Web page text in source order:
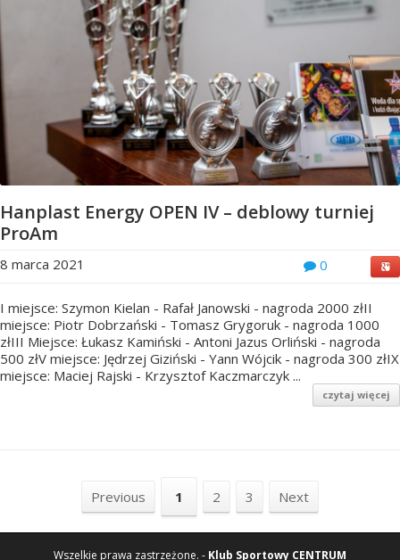
Hanplast Energy OPEN IV – deblowy turniej
ProAm
0
8 marca 2021
I miejsce: Szymon Kielan - Rafał Janowski - nagroda 2000 złII
miejsce: Piotr Dobrzański - Tomasz Grygoruk - nagroda 1000
złIII Miejsce: Łukasz Kamiński - Antoni Jazus Orliński - nagroda
500 złV miejsce: Jędrzej Giziński - Yann Wójcik - nagroda 300 złIX
miejsce: Maciej Rajski - Krzysztof Kaczmarczyk ...
czytaj więcej
Previous 1 2 3 Next
Wszelkie prawa zastrzeżone. - Klub Sportowy CENTRUM